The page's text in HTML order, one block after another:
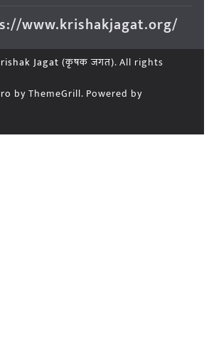
www.krishakjagat.org/
Jagat (कृषक जगत). All rights
by ThemeGrill. Powered by